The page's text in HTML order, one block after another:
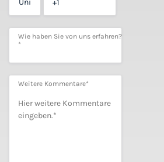
Wie haben Sie von uns erfahren?
*
Weitere Kommentare*